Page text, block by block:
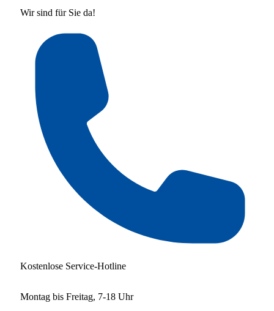
Wir sind für Sie da!
Kostenlose Service-Hotline
Montag bis Freitag, 7-18 Uhr